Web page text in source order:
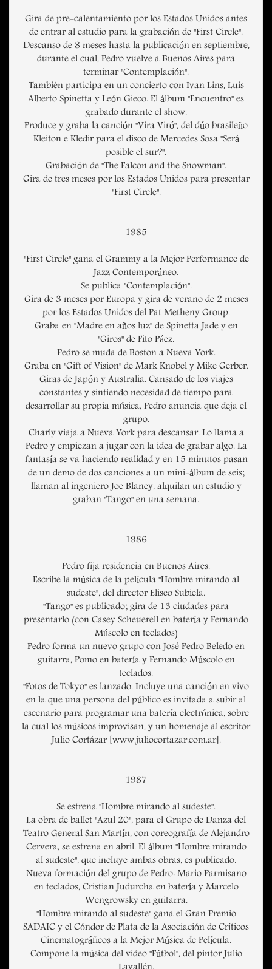
Gira de pre-calentamiento por los Estados Unidos antes
de entrar al estudio para la grabación de "First Circle".
Descanso de 8 meses hasta la publicación en septiembre,
durante el cual, Pedro vuelve a Buenos Aires para
terminar "Contemplación".
También participa en un concierto con Ivan Lins, Luis
Alberto Spinetta y León Gieco. El álbum "Encuentro" es
grabado durante el show.
Produce y graba la canción "Vira Viró", del dúo brasileño
Kleiton e Kledir para el disco de Mercedes Sosa "Será
posible el sur?".
Grabación de "The Falcon and the Snowman".
Gira de tres meses por los Estados Unidos para presentar
"First Circle".
1985
"First Circle" gana el Grammy a la Mejor Performance de
Jazz Contemporáneo.
Se publica "Contemplación".
Gira de 3 meses por Europa y gira de verano de 2 meses
por los Estados Unidos del Pat Metheny Group.
Graba en "Madre en años luz" de Spinetta Jade y en
"Giros" de Fito Páez.
Pedro se muda de Boston a Nueva York.
Graba en "Gift of Vision" de Mark Knobel y Mike Gerber.
Giras de Japón y Australia. Cansado de los viajes
constantes y sintiendo necesidad de tiempo para
desarrollar su propia música, Pedro anuncia que deja el
grupo.
Charly viaja a Nueva York para descansar. Lo llama a
Pedro y empiezan a jugar con la idea de grabar algo. La
fantasía se va haciendo realidad y en 15 minutos pasan
de un demo de dos canciones a un mini-álbum de seis;
llaman al ingeniero Joe Blaney, alquilan un estudio y
graban "Tango" en una semana.
1986
Pedro fija residencia en Buenos Aires.
Escribe la música de la película "Hombre mirando al
sudeste", del director Eliseo Subiela.
"Tango" es publicado; gira de 13 ciudades para
presentarlo (con Casey Scheuerell en batería y Fernando
Múscolo en teclados)
Pedro forma un nuevo grupo con José Pedro Beledo en
guitarra, Pomo en batería y Fernando Múscolo en
teclados.
"Fotos de Tokyo" es lanzado. Incluye una canción en vivo
en la que una persona del público es invitada a subir al
escenario para programar una batería electrónica, sobre
la cual los músicos improvisan, y un homenaje al escritor
Julio Cortázar [www.juliocortazar.com.ar].
1987
Se estrena "Hombre mirando al sudeste".
La obra de ballet "Azul 20", para el Grupo de Danza del
Teatro General San Martín, con coreografía de Alejandro
Cervera, se estrena en abril. El álbum "Hombre mirando
al sudeste", que incluye ambas obras, es publicado.
Nueva formación del grupo de Pedro: Mario Parmisano
en teclados, Cristian Judurcha en batería y Marcelo
Wengrowsky en guitarra.
"Hombre mirando al sudeste" gana el Gran Premio
SADAIC y el Cóndor de Plata de la Asociación de Críticos
Cinematográficos a la Mejor Música de Película.
Compone la música del video "Fútbol", del pintor Julio